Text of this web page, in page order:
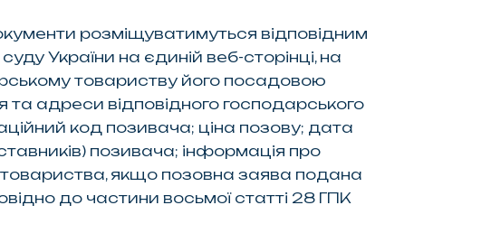
розміщуватимуться відповідним
України на єдиній веб-сторінці, на
товариству його посадовою
адреси відповідного господарського
код позивача; ціна позову; дата
позивача; інформація про
якщо позовна заява подана
до частини восьмої статті 28 ГПК